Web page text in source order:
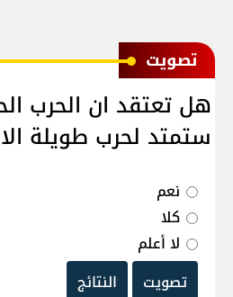
ﺗﺼﻮﻳﺖ
هل تعتقد ان الحرب
ستمتد لحرب طويلة
نعم
كلا
لا أعلم
تصويت
النتائج